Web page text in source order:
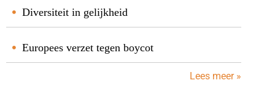
Diversiteit in gelijkheid
Europees verzet tegen boycot
Lees meer »